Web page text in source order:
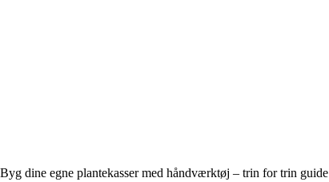
Byg dine egne plantekasser med håndværktøj – trin for trin guide